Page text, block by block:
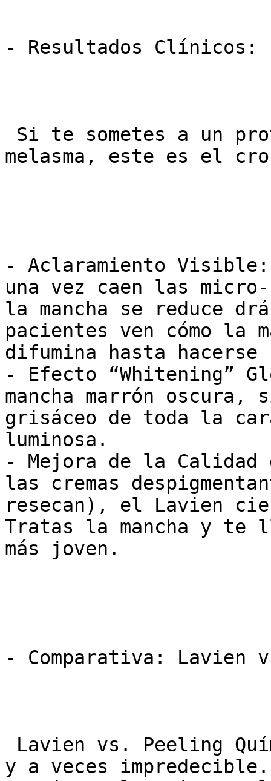
- Resultados Clínicos:
melasma, este es el
- Aclaramiento
una vez caen las
la mancha se reduce
pacientes ven cómo la
difumina hasta
- Efecto “Whitening”
mancha marrón
grisáceo de toda la
luminosa.
- Mejora de la
las cremas
resecan), el Lavien
Tratas la mancha y te
más joven.
- Comparativa: Lavien
y a veces